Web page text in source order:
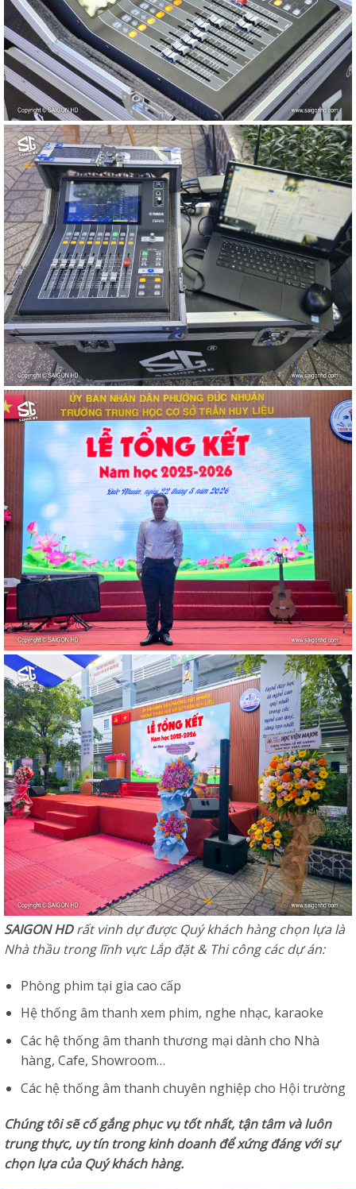
SAIGON HDrất vinh dự được Quý khách hàng chọn lựa là
Nhà thầu trong lĩnh vực Lắp đặt & Thi công các dự án:
Phòng phim tại gia cao cấp
Hệ thống âm thanh xem phim, nghe nhạc, karaoke
Các hệ thống âm thanh thương mại dành cho Nhà
hàng, Cafe, Showroom…
Các hệ thống âm thanh chuyên nghiệp cho Hội trường
Chúng tôi sẽ cố gắng phục vụ tốt nhất, tận tâm và luôn
trung thực, uy tín trong kinh doanh để xứng đáng với sự
chọn lựa của Quý khách hàng.